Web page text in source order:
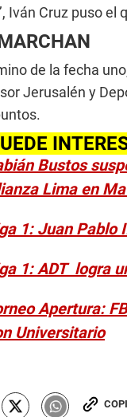
Iván Cruz puso
de la fecha
Jerusalén y
Bustos
Lima en
1: Juan Pablo
1: ADT logra
Apertura:
Universitario